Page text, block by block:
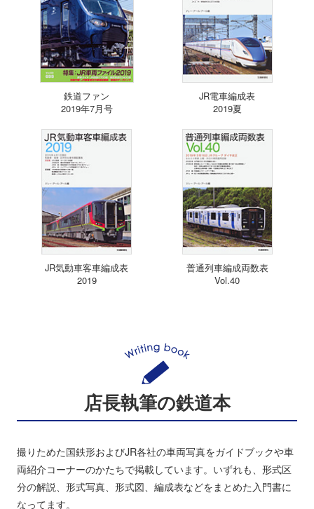
鉄道ファン
2019年7月号
JR電車編成表
2019夏
JR気動車客車編成表
2019
普通列車編成両数表
Vol.40
店長執筆の鉄道本
撮りためた国鉄形およびJR各社の車両写真をガイドブックや車
両紹介コーナーのかたちで掲載しています。いずれも、形式区
分の解説、形式写真、形式図、編成表などをまとめた入門書に
なってます。